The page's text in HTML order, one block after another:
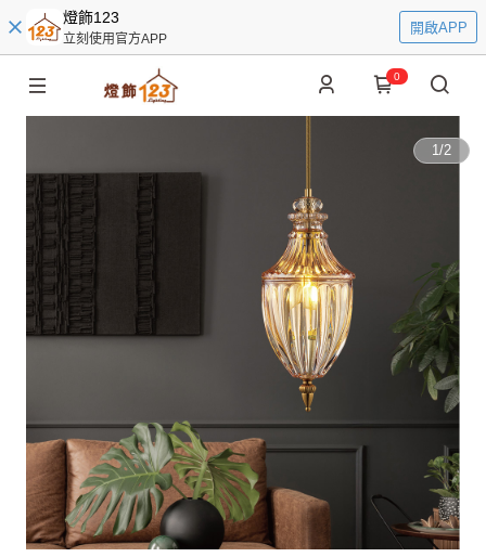
燈飾123
立刻使用官方APP
開啟APP
0
1/2